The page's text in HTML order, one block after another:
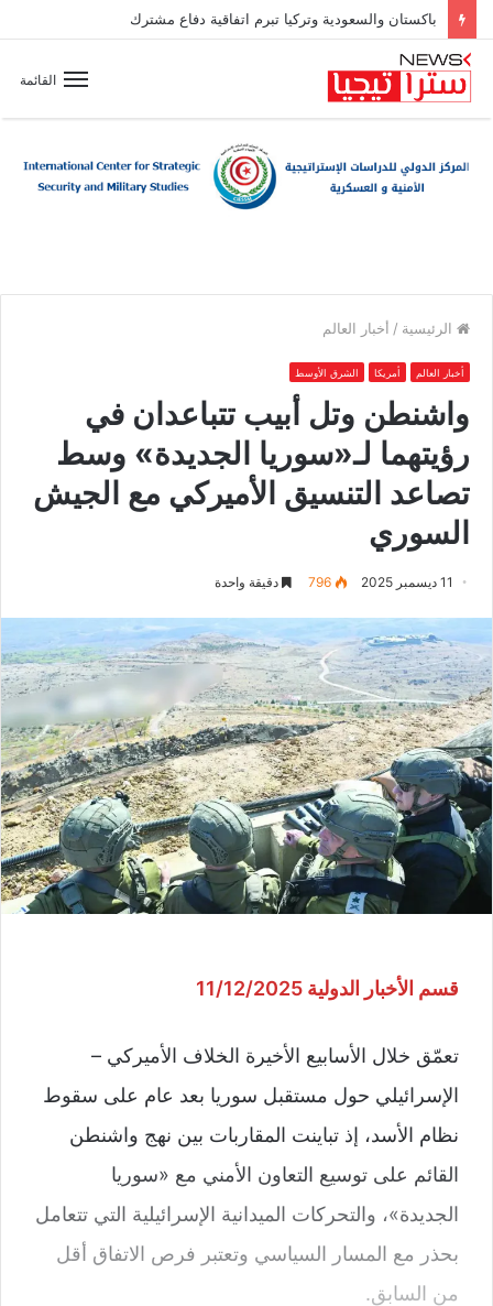
باكستان والسعودية وتركيا تبرم اتفاقية دفاع مشترك
القائمة
الرئيسية / أخبار العالم
أخبار العالم أمريكا الشرق الأوسط
واشنطن وتل أبيب تتباعدان في
رؤيتهما لـ«سوريا الجديدة» وسط
تصاعد التنسيق الأميركي مع الجيش
السوري
11 ديسمبر 2025 796 دقيقة واحدة
قسم الأخبار الدولية 11/12/2025
تعمّق خلال الأسابيع الأخيرة الخلاف الأميركي –
الإسرائيلي حول مستقبل سوريا بعد عام على سقوط
نظام الأسد، إذ تباينت المقاربات بين نهج واشنطن
القائم على توسيع التعاون الأمني مع «سوريا
الجديدة»، والتحركات الميدانية الإسرائيلية التي تتعامل
بحذر مع المسار السياسي وتعتبر فرص الاتفاق أقل
من السابق.